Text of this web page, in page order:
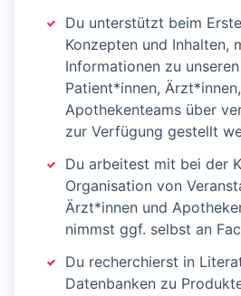
Du unterstützt beim
Konzepten und Inhalten,
Informationen zu
Patient*innen,
Apothekenteams über
zur Verfügung gestellt
Du arbeitest mit bei der
Organisation von
Ärzt*innen und
nimmst ggf. selbst an
Du recherchierst in
Datenbanken zu